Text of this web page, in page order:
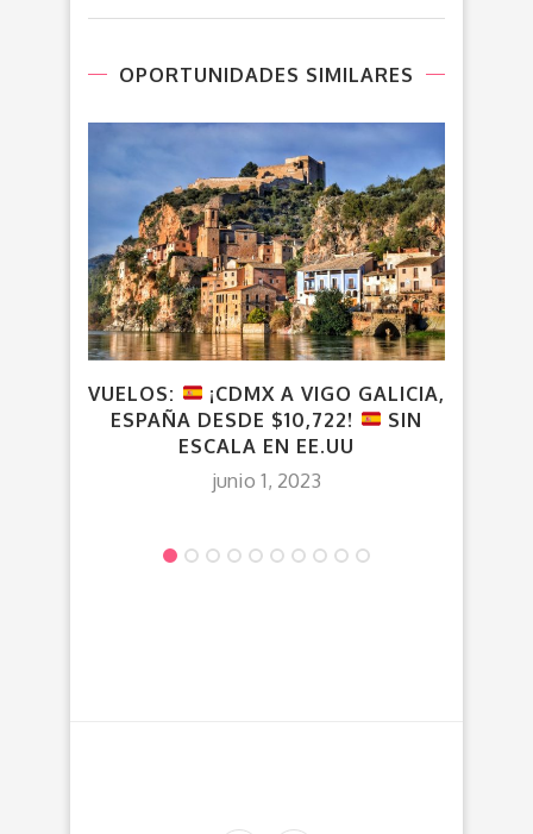
OPORTUNIDADES SIMILARES
VUELOS:
¡CDMX A VIGO GALICIA,
ESPAÑA DESDE $10,722!
SIN
ESCALA EN EE.UU
junio 1, 2023